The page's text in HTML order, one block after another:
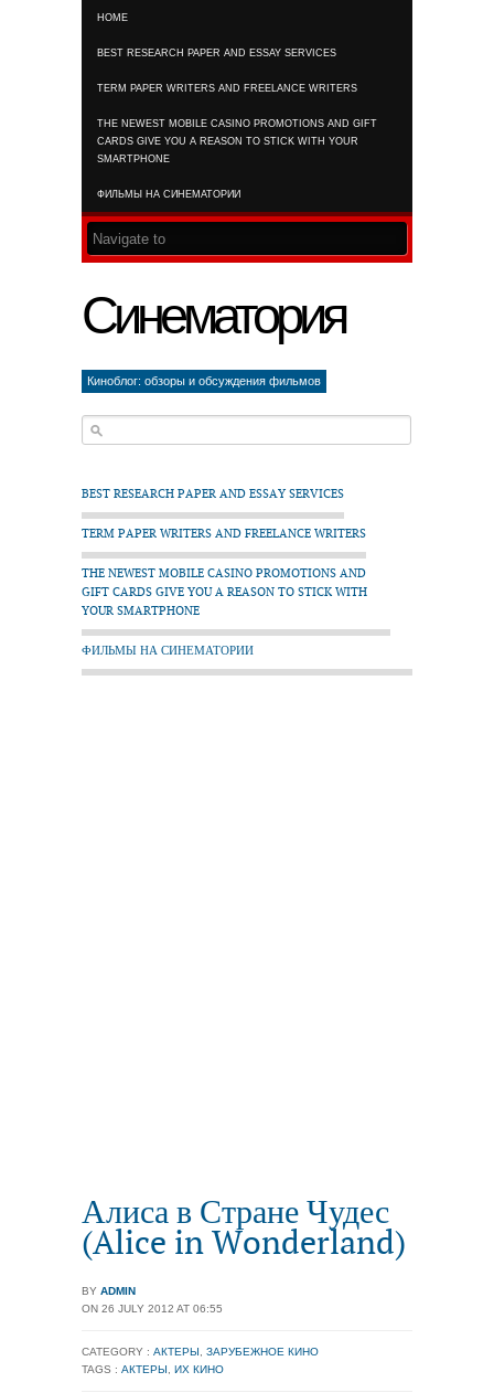
HOME
BEST RESEARCH PAPER AND ESSAY SERVICES
TERM PAPER WRITERS AND FREELANCE WRITERS
THE NEWEST MOBILE CASINO PROMOTIONS AND GIFT
CARDS GIVE YOU A REASON TO STICK WITH YOUR
SMARTPHONE
ФИЛЬМЫ НА СИНЕМАТОРИИ
Синематория
Киноблог: обзоры и обсуждения фильмов
BEST RESEARCH PAPER AND ESSAY SERVICES
TERM PAPER WRITERS AND FREELANCE WRITERS
THE NEWEST MOBILE CASINO PROMOTIONS AND
GIFT CARDS GIVE YOU A REASON TO STICK WITH
YOUR SMARTPHONE
ФИЛЬМЫ НА СИНЕМАТОРИИ
Алиса в Стране Чудес
(Alice in Wonderland)
BY ADMIN
ON 26 JULY 2012 AT 06:55
CATEGORY : АКТЕРЫ
ЗАРУБЕЖНОЕ КИНО
TAGS : АКТЕРЫ ИХ КИНО